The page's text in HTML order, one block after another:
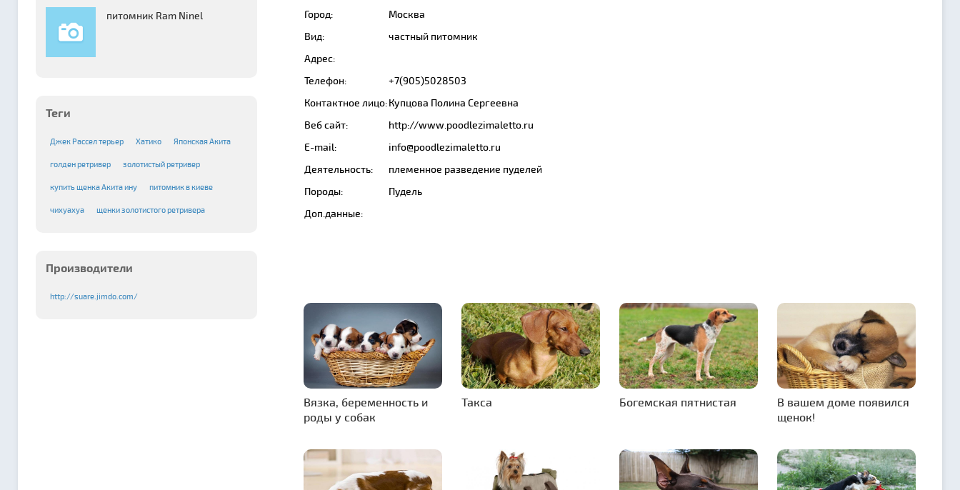
питомник Ram Ninel
Теги
Джек Рассел терьер Хатико Японская Акита
голден ретривер золотистый ретривер
купить щенка Акита ину питомник в киеве
чихуахуа щенки золотистого ретривера
Производители
http://suare.jimdo.com/
Город:
Москва
Вид:
частный питомник
Адрес:
Телефон:
+7(905)5028503
Контактное лицо:Купцова Полина Сергеевна
Веб сайт:
http://www.poodlezimaletto.ru
E-mail:
info@poodlezimaletto.ru
Деятельность:
племенное разведение пуделей
Породы:
Пудель
Доп.данные:
Вязка, беременность и
роды у собак
Такса Богемская пятнистая
В вашем доме появился
щенок!